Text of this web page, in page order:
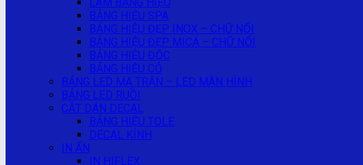
BẢNG HIỆU SPA
BẢNG HIỆU ĐẸP INOX – CHỮ NỔI
BẢNG HIỆU ĐẸP MICA – CHỮ NỔI
BẢNG HIỆU ĐỘC
BẢNG HIỆU CỎ
BẢNG LED MA TRẬN – LED MÀN HÌNH
BẢNG LED RUỒI
CẮT DÁN DECAL
BẢNG HIỆU TOLE
DECAL KÍNH
IN ẤN
IN HIFLEX